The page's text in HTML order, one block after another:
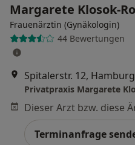
Margarete Klosok-
Frauenärztin (Gynäkologin)
44 Bewertungen
Spitalerstr. 12, Hamburg
Terminanfrage